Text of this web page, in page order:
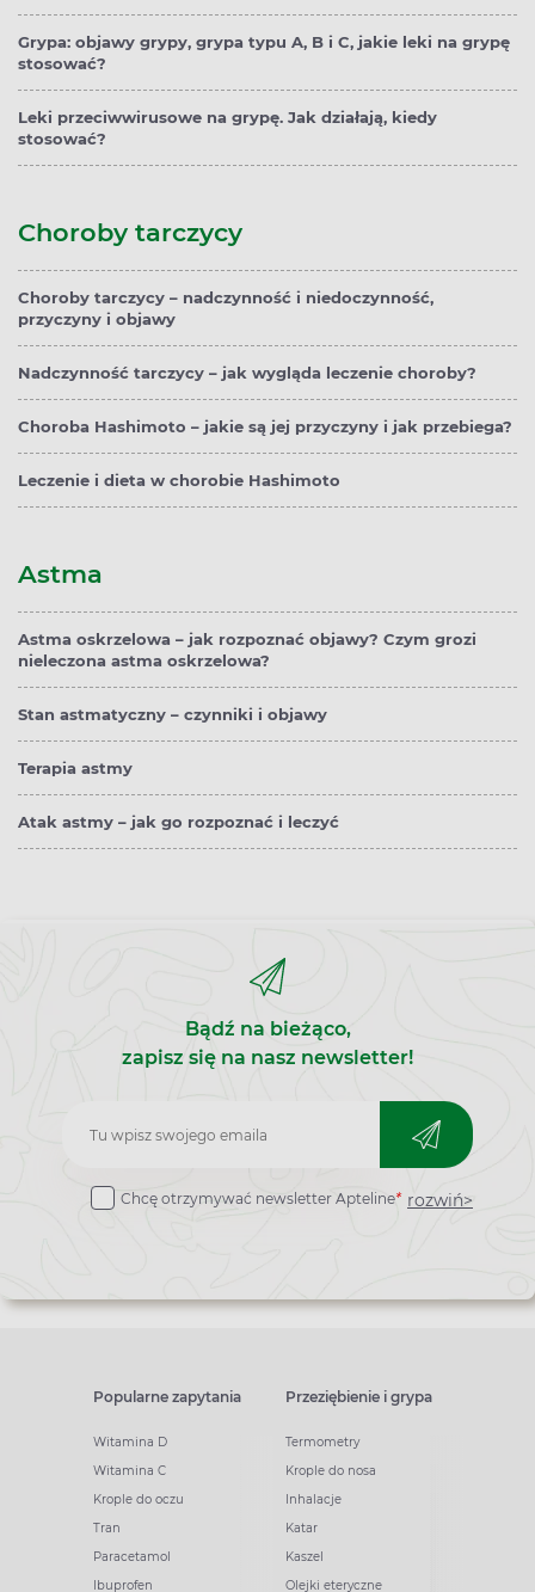
Grypa: objawy grypy, grypa typu A, B i C, jakie leki na grypę
stosować?
Leki przeciwwirusowe na grypę. Jak działają, kiedy
stosować?
Choroby tarczycy
Choroby tarczycy – nadczynność i niedoczynność,
przyczyny i objawy
Nadczynność tarczycy – jak wygląda leczenie choroby?
Choroba Hashimoto – jakie są jej przyczyny i jak przebiega?
Leczenie i dieta w chorobie Hashimoto
Astma
Astma oskrzelowa – jak rozpoznać objawy? Czym grozi
nieleczona astma oskrzelowa?
Stan astmatyczny – czynniki i objawy
Terapia astmy
Atak astmy – jak go rozpoznać i leczyć
Bądź na bieżąco,
zapisz się na nasz newsletter!
Zapisz
do
Chcę otrzymywać newsletter Apteline* rozwiń>
Popularne zapytania
Witamina D
Witamina C
Krople do oczu
Tran
Paracetamol
Ibuprofen
Przeziębienie i grypa
Termometry
Krople do nosa
Inhalacje
Katar
Kaszel
Olejki eteryczne